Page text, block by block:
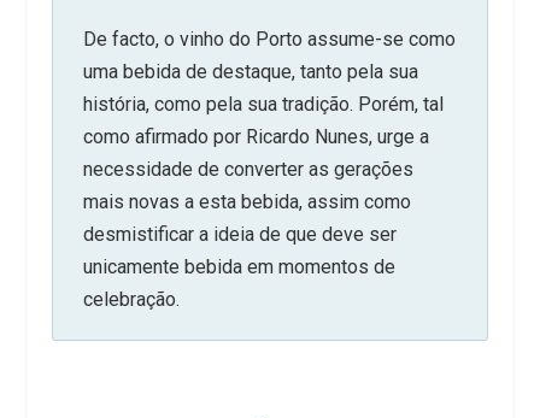
De facto, o vinho do Porto assume-se como
uma bebida de destaque, tanto pela sua
história, como pela sua tradição. Porém, tal
como afirmado por Ricardo Nunes, urge a
necessidade de converter as gerações
mais novas a esta bebida, assim como
desmistificar a ideia de que deve ser
unicamente bebida em momentos de
celebração.